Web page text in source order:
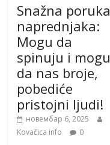
Snažna poruka
naprednjaka:
Mogu da
spinuju i mogu
da nas broje,
pobediće
pristojni ljudi!
новембар 6, 2025
Kovačica info
0